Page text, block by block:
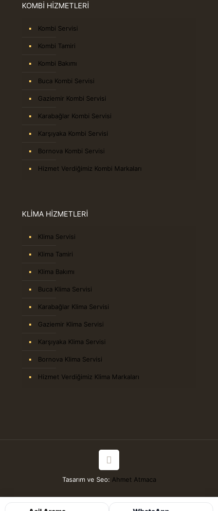
KOMBİ HİZMETLERİ
Kombi Servisi
Kombi Tamiri
Kombi Bakımı
Buca Kombi Servisi
Gaziemir Kombi Servisi
Karabağlar Kombi Servisi
Karşıyaka Kombi Servisi
Bornova Kombi Servisi
Hizmet Verdiğimiz Kombi Markaları
KLİMA HİZMETLERİ
Klima Servisi
Klima Tamiri
Klima Bakımı
Buca Klima Servisi
Karabağlar Klima Servisi
Gaziemir Klima Servisi
Karşıyaka Klima Servisi
Bornova Klima Servisi
Hizmet Verdiğimiz Klima Markaları
Tasarım ve Seo: Ahmet Atmaca